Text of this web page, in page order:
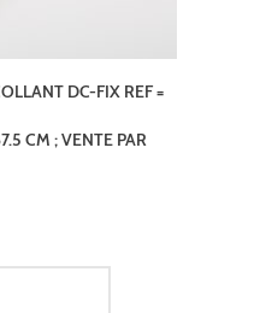
DC-FIX REF =
CM ; VENTE PAR